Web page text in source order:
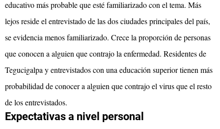
educativo más probable que esté familiarizado con el tema. Más
lejos reside el entrevistado de las dos ciudades principales del país,
se evidencia menos familiarizado. Crece la proporción de personas
que conocen a alguien que contrajo la enfermedad. Residentes de
Tegucigalpa y entrevistados con una educación superior tienen más
probabilidad de conocer a alguien que contrajo el virus que el resto
de los entrevistados.